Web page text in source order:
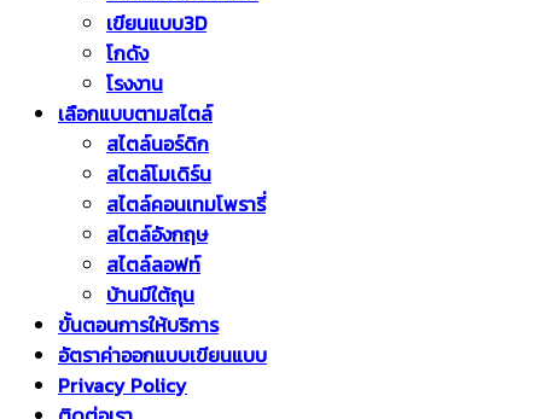
เขียนแบบ3D
โกดัง
โรงงาน
เลือกแบบตามสไตล์
สไตล์นอร์ดิก
สไตล์โมเดิร์น
สไตล์คอนเทมโพรารี่
สไตล์อังกฤษ
สไตล์ลอฟท์
บ้านมีใต้ถุน
ขั้นตอนการให้บริการ
อัตราค่าออกแบบเขียนแบบ
Privacy Policy